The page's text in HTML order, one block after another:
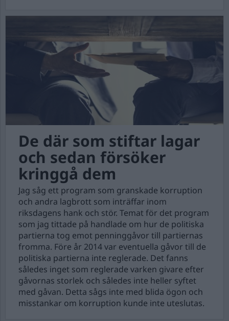
De där som stiftar lagar
och sedan försöker
kringgå dem
Jag såg ett program som granskade korruption
och andra lagbrott som inträffar inom
riksdagens hank och stör. Temat för det program
som jag tittade på handlade om hur de politiska
partierna tog emot penninggåvor till partiernas
fromma. Före år 2014 var eventuella gåvor till de
politiska partierna inte reglerade. Det fanns
således inget som reglerade varken givare efter
gåvornas storlek och således inte heller syftet
med gåvan. Detta sågs inte med blida ögon och
misstankar om korruption kunde inte uteslutas.